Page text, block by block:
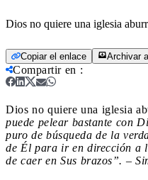
Dios no quiere una iglesia
Copiar el enlace Archivar
Compartir en :
Dios no quiere una iglesia
puede pelear bastante con
puro de búsqueda de la
de Él para ir en dirección a
de caer en Sus brazos”. –